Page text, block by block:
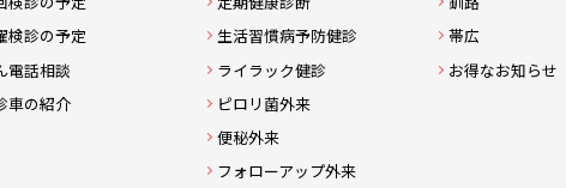
検診の予定
電話相談
車の紹介
生活習慣病予防健診
ライラック健診
ピロリ菌外来
便秘外来
フォローアップ外来
帯広
お得なお知らせ